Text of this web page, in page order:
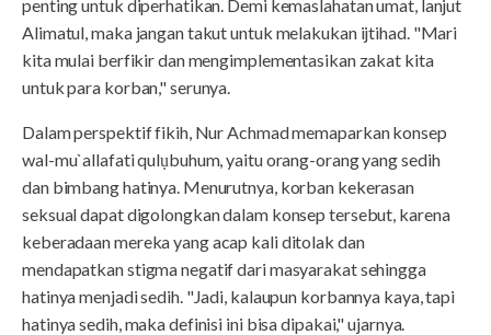
penting untuk diperhatikan. Demi kemaslahatan umat, lanjut
Alimatul, maka jangan takut untuk melakukan ijtihad. "Mari
kita mulai berfikir dan mengimplementasikan zakat kita
untuk para korban," serunya.
Dalam perspektif fikih, Nur Achmad memaparkan konsep
wal-mu`allafati qulụbuhum, yaitu orang-orang yang sedih
dan bimbang hatinya. Menurutnya, korban kekerasan
seksual dapat digolongkan dalam konsep tersebut, karena
keberadaan mereka yang acap kali ditolak dan
mendapatkan stigma negatif dari masyarakat sehingga
hatinya menjadi sedih. "Jadi, kalaupun korbannya kaya, tapi
hatinya sedih, maka definisi ini bisa dipakai," ujarnya.